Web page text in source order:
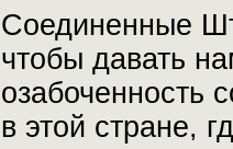
Соединенные
чтобы давать
озабоченность
в этой стране,